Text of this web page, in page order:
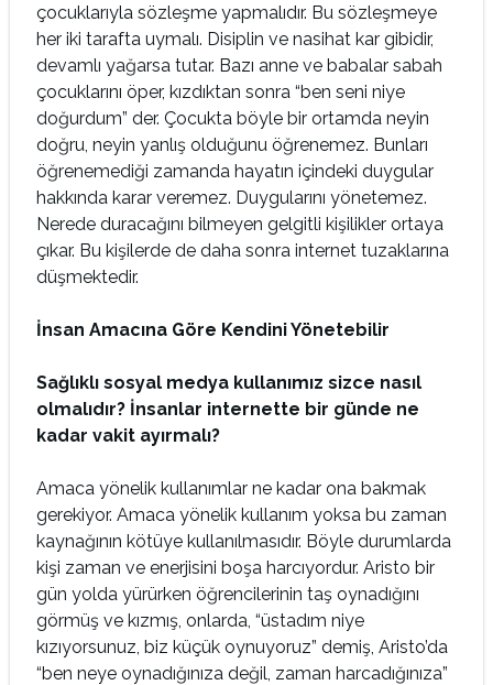
çocuklarıyla sözleşme yapmalıdır. Bu sözleşmeye
her iki tarafta uymalı. Disiplin ve nasihat kar gibidir,
devamlı yağarsa tutar. Bazı anne ve babalar sabah
çocuklarını öper, kızdıktan sonra “ben seni niye
doğurdum” der. Çocukta böyle bir ortamda neyin
doğru, neyin yanlış olduğunu öğrenemez. Bunları
öğrenemediği zamanda hayatın içindeki duygular
hakkında karar veremez. Duygularını yönetemez.
Nerede duracağını bilmeyen gelgitli kişilikler ortaya
çıkar. Bu kişilerde de daha sonra internet tuzaklarına
düşmektedir.
İnsan Amacına Göre Kendini Yönetebilir
Sağlıklı sosyal medya kullanımız sizce nasıl
olmalıdır? İnsanlar internette bir günde ne
kadar vakit ayırmalı?
Amaca yönelik kullanımlar ne kadar ona bakmak
gerekiyor. Amaca yönelik kullanım yoksa bu zaman
kaynağının kötüye kullanılmasıdır. Böyle durumlarda
kişi zaman ve enerjisini boşa harcıyordur. Aristo bir
gün yolda yürürken öğrencilerinin taş oynadığını
görmüş ve kızmış, onlarda, “üstadım niye
kızıyorsunuz, biz küçük oynuyoruz” demiş, Aristo’da
“ben neye oynadığınıza değil, zaman harcadığınıza”